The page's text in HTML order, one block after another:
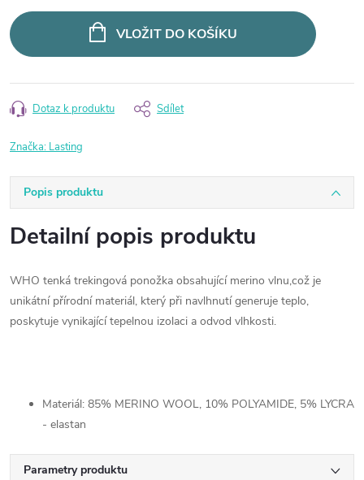
cena:
VLOŽIT DO KOŠÍKU
Dotaz k produktu Sdílet
Značka: Lasting
Popis produktu
Detailní popis produktu
WHO tenká trekingová ponožka obsahující merino vlnu,což je
unikátní přírodní materiál, který při navlhnutí generuje teplo,
poskytuje vynikající tepelnou izolaci a odvod vlhkosti.
Materiál: 85% MERINO WOOL, 10% POLYAMIDE, 5% LYCRA
- elastan
Parametry produktu